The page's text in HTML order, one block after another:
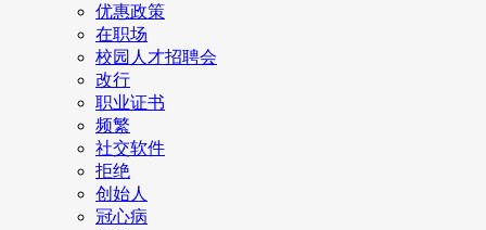
优惠政策
在职场
校园人才招聘会
改行
职业证书
频繁
社交软件
拒绝
创始人
冠心病